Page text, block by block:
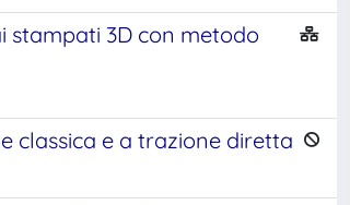
stampati 3D con metodo
classica e a trazione diretta